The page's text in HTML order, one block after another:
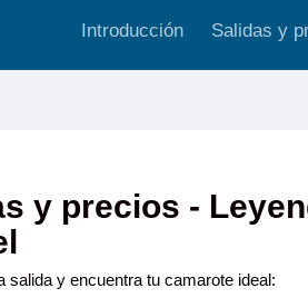
Introducción Salidas y
y precios -
salida y encuentra tu camarote ideal: